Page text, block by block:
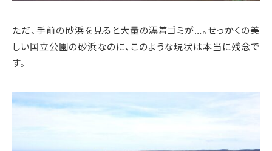
ただ、手前の砂浜を見ると大量の漂着ゴミが…。せっかくの美
しい国立公園の砂浜なのに、このような現状は本当に残念で
す。